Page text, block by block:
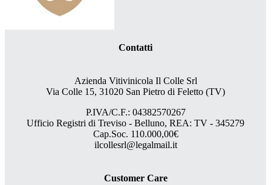
Contatti
Azienda Vitivinicola Il Colle Srl
Via Colle 15, 31020 San Pietro di Feletto (TV)
P.IVA/C.F.: 04382570267
Ufficio Registri di Treviso - Belluno, REA: TV - 345279
Cap.Soc. 110.000,00€
ilcollesrl@legalmail.it
Customer Care